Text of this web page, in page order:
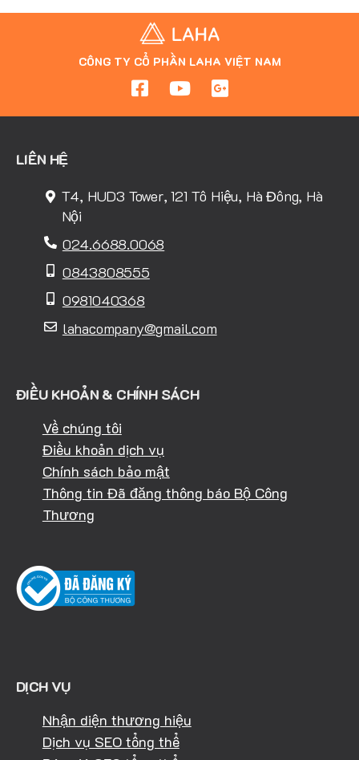
CÔNG TY CỔ PHẦN LAHA VIỆT NAM
LIÊN HỆ
T4, HUD3 Tower, 121 Tô Hiệu, Hà Đông, Hà
Nội
024.6688.0068
0843808555
0981040368
lahacompany@gmail.com
ĐIỀU KHOẢN & CHÍNH SÁCH
Về chúng tôi
Điều khoản dịch vụ
Chính sách bảo mật
Thông tin Đã đăng thông báo Bộ Công
Thương
DỊCH VỤ
Nhận diện thương hiệu
Dịch vụ SEO tổng thể